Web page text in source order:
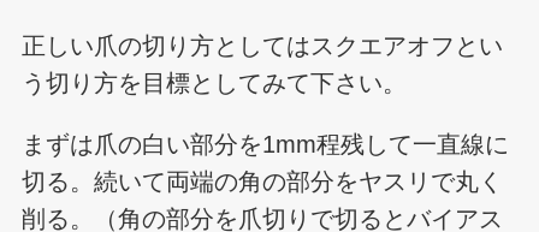
正しい爪の切り方としてはスクエアオフとい
う切り方を目標としてみて下さい。
まずは爪の白い部分を1mm程残して一直線に
切る。続いて両端の角の部分をヤスリで丸く
削る。（角の部分を爪切りで切るとバイアス